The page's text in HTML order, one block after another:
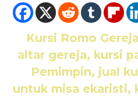
Kursi Romo
altar gereja, kursi
Pemimpin, jual
untuk misa ekaristi,